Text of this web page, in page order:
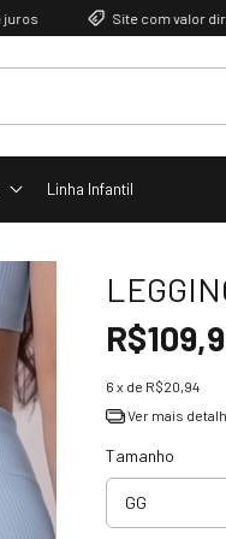
Site com valor direto de
Linha Infantil
6 x de R$20,94
Ver mais
Tamanho